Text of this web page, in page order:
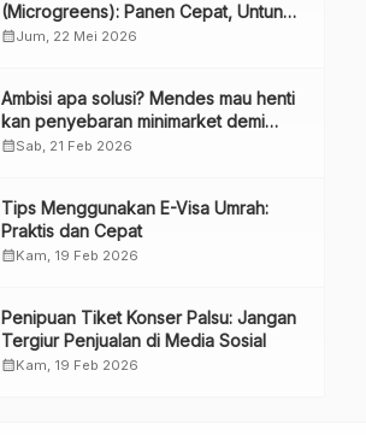
(Microgreens): Panen Cepat, Untung
Besar
calendar_monthJum, 22 Mei 2026
Ambisi apa solusi? Mendes mau henti
kan penyebaran minimarket demi
kopdes.
calendar_monthSab, 21 Feb 2026
Tips Menggunakan E-Visa Umrah:
Praktis dan Cepat
calendar_monthKam, 19 Feb 2026
Penipuan Tiket Konser Palsu: Jangan
Tergiur Penjualan di Media Sosial
calendar_monthKam, 19 Feb 2026